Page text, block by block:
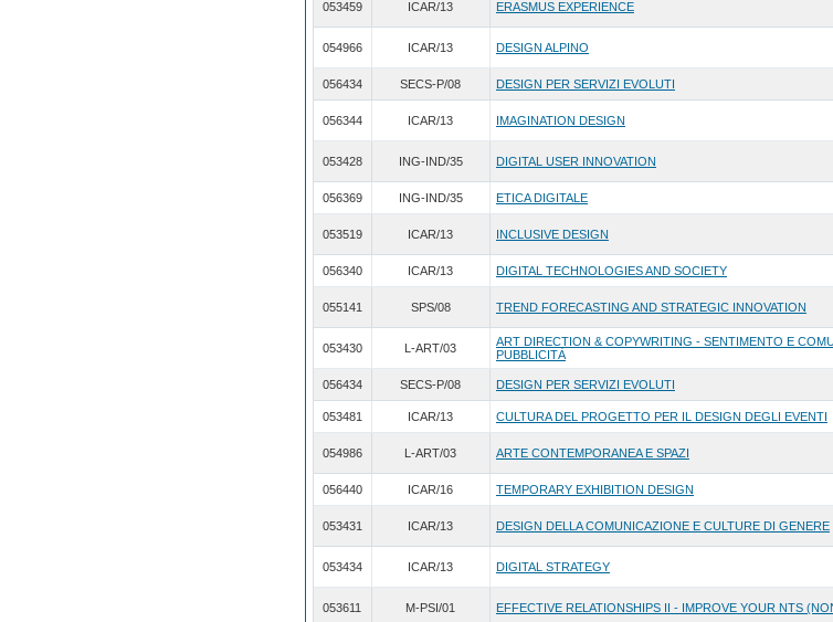
053459 ICAR/13 ERASMUS EXPERIENCE
054966 ICAR/13 DESIGN ALPINO
056434 SECS-P/08 DESIGN PER SERVIZI EVOLUTI
056344 ICAR/13 IMAGINATION DESIGN
053428 ING-IND/35 DIGITAL USER INNOVATION
056369 ING-IND/35 ETICA DIGITALE
053519 ICAR/13 INCLUSIVE DESIGN
056340 ICAR/13 DIGITAL TECHNOLOGIES AND SOCIETY
055141 SPS/08 TREND FORECASTING AND STRATEGIC INNOVATION
053430 L-ART/03
ART DIRECTION & COPYWRITING - SENTIMENTO E
PUBBLICITÀ
056434 SECS-P/08 DESIGN PER SERVIZI EVOLUTI
053481 ICAR/13 CULTURA DEL PROGETTO PER IL DESIGN DEGLI EVENTI
054986 L-ART/03 ARTE CONTEMPORANEA E SPAZI
056440 ICAR/16 TEMPORARY EXHIBITION DESIGN
053431 ICAR/13 DESIGN DELLA COMUNICAZIONE E CULTURE DI GENERE
053434 ICAR/13 DIGITAL STRATEGY
053611 M-PSI/01 EFFECTIVE RELATIONSHIPS II - IMPROVE YOUR NTS